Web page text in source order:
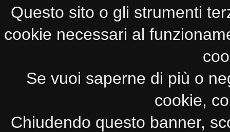
Questo sito o gli strumenti
cookie necessari al
Se vuoi saperne di più o
cookie,
Chiudendo questo banner,